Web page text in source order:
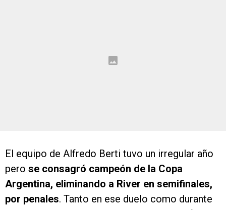
El equipo de Alfredo Berti tuvo un irregular año
pero se consagró campeón de la Copa
Argentina, eliminando a River en semifinales,
por penales. Tanto en ese duelo como durante